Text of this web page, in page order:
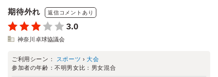
期待外れ 返信コメントあり
3.0
神奈川卓球協議会
ご利用シーン： スポーツ ›大会
参加者の年齢：不明 男女比： 男女混合